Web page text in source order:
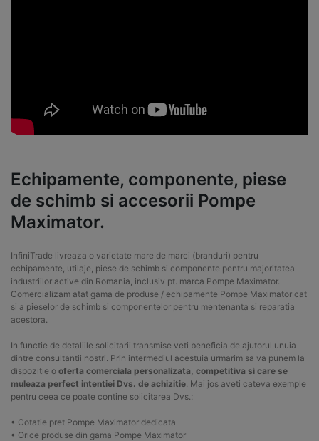
Echipamente, componente, piese
de schimb si accesorii Pompe
Maximator.
InfiniTrade livreaza o varietate mare de marci (branduri) pentru
echipamente, utilaje, piese de schimb si componente pentru majoritatea
industriilor active din Romania, inclusiv pt. marca Pompe Maximator.
Comercializam atat gama de produse / echipamente Pompe Maximator cat
si a pieselor de schimb si componentelor pentru mentenanta si reparatia
acestora.
In functie de detaliile solicitarii transmise veti beneficia de ajutorul unuia
dintre consultantii nostri. Prin intermediul acestuia urmarim sa va punem la
dispozitie o oferta comerciala personalizata, competitiva si care se
muleaza perfect intentiei Dvs. de achizitie . Mai jos aveti cateva exemple
pentru ceea ce poate contine solicitarea Dvs.:
• Cotatie pret Pompe Maximator dedicata
• Orice produse din gama Pompe Maximator